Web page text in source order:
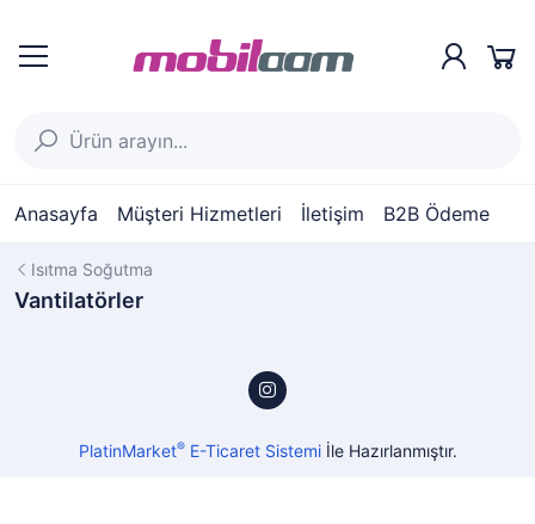
Anasayfa Müşteri Hizmetleri İletişim B2B Ödeme
Isıtma Soğutma
Vantilatörler
PlatinMarket®E-Ticaret Sistemiİle Hazırlanmıştır.